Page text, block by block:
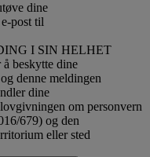
dine
post til
I SIN HELHET
å beskytte dine
denne meldingen
dine
om personvern
679) og den
eller sted